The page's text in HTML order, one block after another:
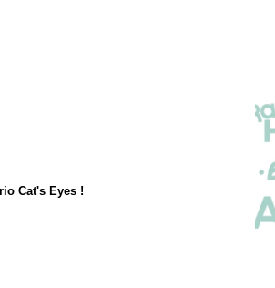
Cat's Eyes !